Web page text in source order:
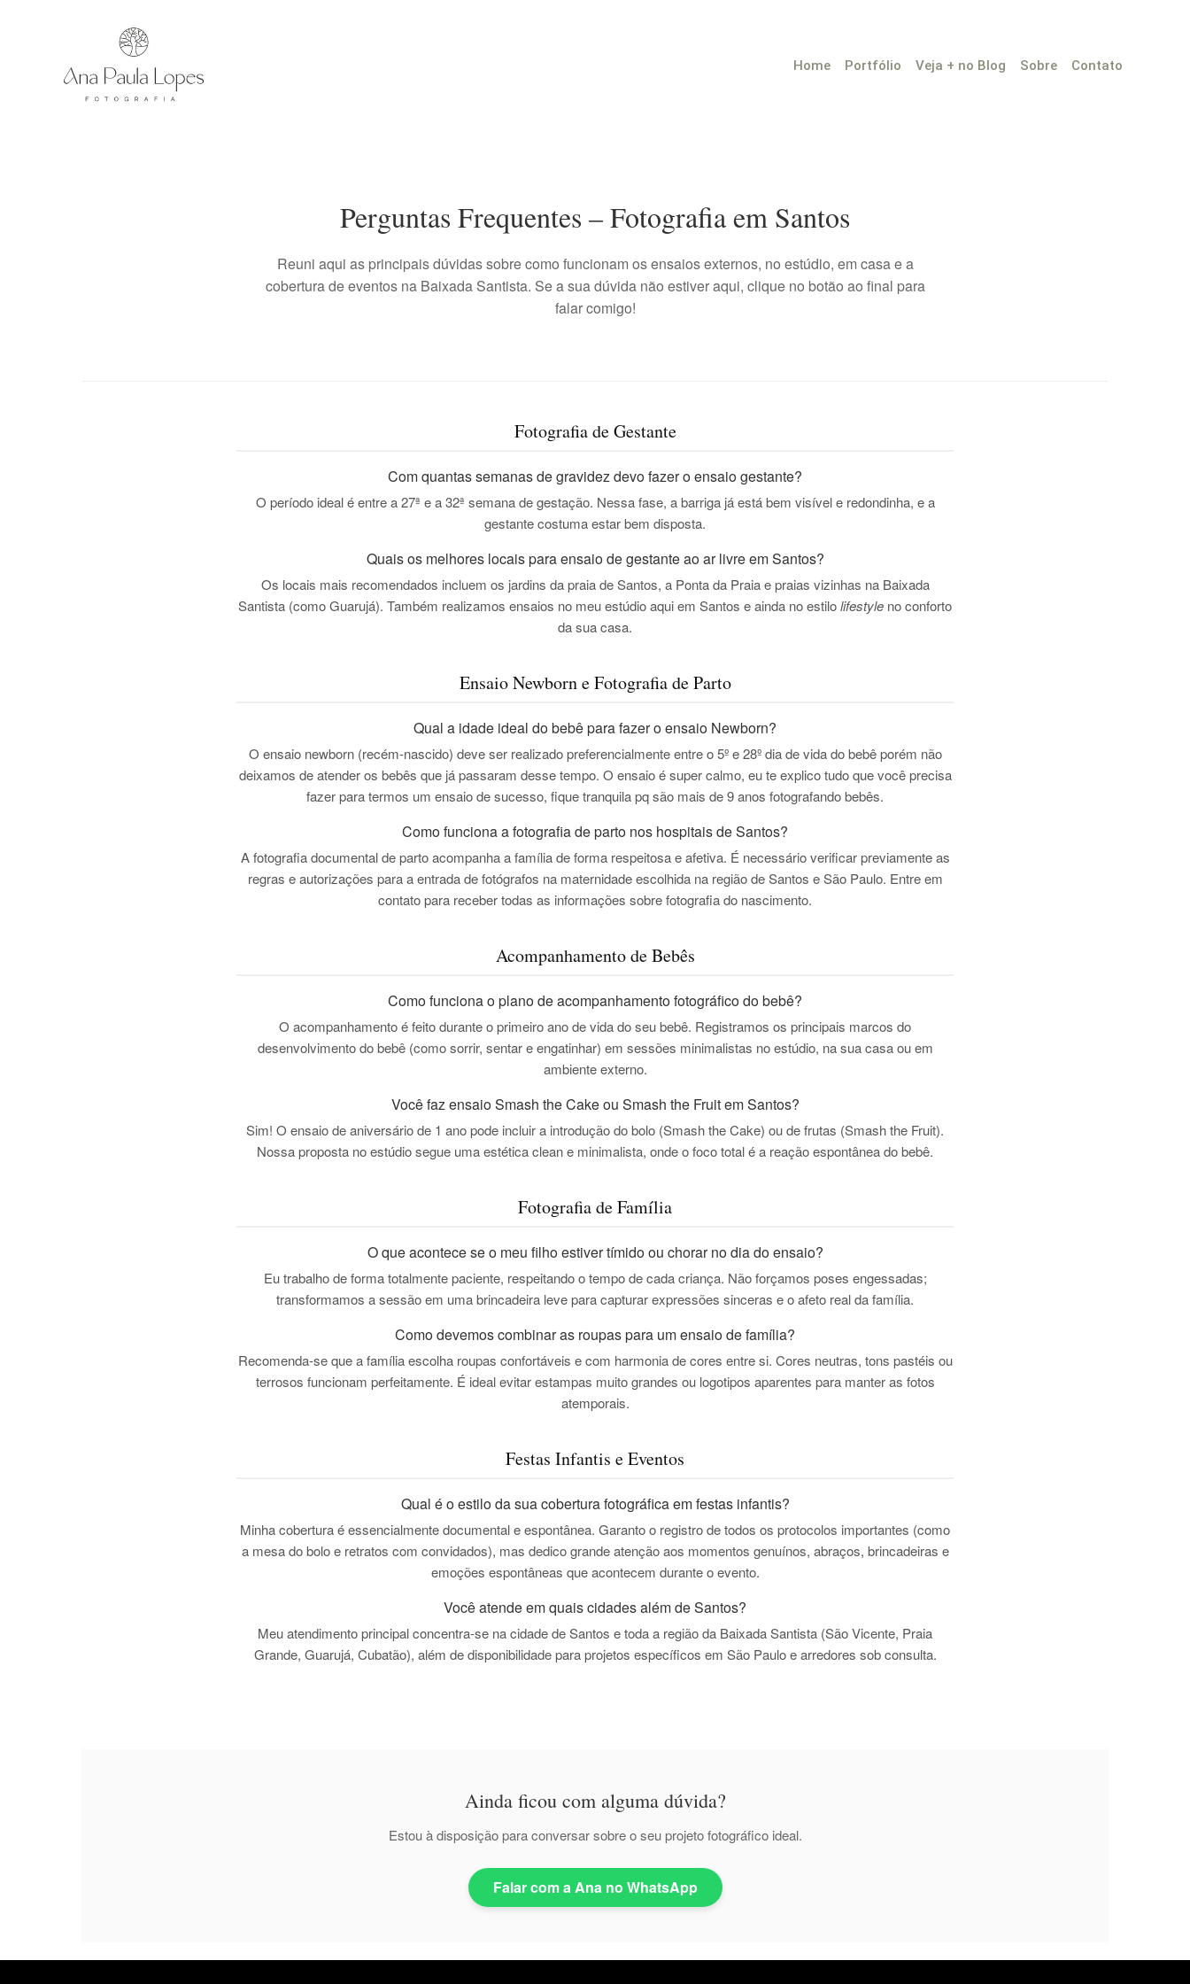
Home Portfólio Veja + no Blog Sobre Contato
Perguntas Frequentes – Fotografia em Santos
Reuni aqui as principais dúvidas sobre como funcionam os ensaios externos, no estúdio, em casa e a
cobertura de eventos na Baixada Santista. Se a sua dúvida não estiver aqui, clique no botão ao final para
falar comigo!
Fotografia de Gestante
Com quantas semanas de gravidez devo fazer o ensaio gestante?
O período ideal é entre a27ª e a 32ª semana de gestação. Nessa fase, a barriga já está bem visível e redondinha, e a
gestante costuma estar bem disposta.
Quais os melhores locais para ensaio de gestante ao ar livre em Santos?
Os locais mais recomendados incluem os jardins da praia de Santos, a Ponta da Praiae praias vizinhas na Baixada
Santista (como Guarujá). Também realizamos ensaios no meu estúdio aqui em Santos e ainda no estilolifestyle no conforto
da sua casa.
Ensaio Newborn e Fotografia de Parto
Qual a idade ideal do bebê para fazer o ensaio Newborn?
O ensaio newborn (recém-nascido) deve ser realizado preferencialmente entre o5º e 28º dia de vida do bebêporém não
deixamos de atender os bebês que já passaram desse tempo. O ensaio é super calmo, eu te explico tudo que você precisa
fazer para termos um ensaio de sucesso, fique tranquila pq são mais de 9 anos fotografando bebês.
Como funciona a fotografia de parto nos hospitais de Santos?
A fotografia documental de parto acompanha a família de forma respeitosa e afetiva. É necessário verificar previamente as
regras e autorizações para a entrada de fotógrafos na maternidade escolhida na região de Santos e São Paulo. Entre em
contato para receber todas as informações sobre fotografia do nascimento.
Acompanhamento de Bebês
Como funciona o plano de acompanhamento fotográfico do bebê?
O acompanhamento é feito durante o primeiro ano de vida do seu bebê. Registramos os principais marcos do
desenvolvimento do bebê (como sorrir, sentar e engatinhar) em sessões minimalistas no estúdio, na sua casa ou em
ambiente externo.
Você faz ensaio Smash the Cake ou Smash the Fruit em Santos?
Sim! O ensaio de aniversário de 1 ano pode incluir a introdução do bolo (Smash the Cake) ou de frutas (Smash the Fruit).
Nossa proposta no estúdio segue umaestética clean e minimalista, onde o foco total é a reação espontânea do bebê.
Fotografia de Família
O que acontece se o meu filho estiver tímido ou chorar no dia do ensaio?
Eu trabalho de forma totalmente paciente, respeitando o tempo de cada criança. Não forçamos poses engessadas;
transformamos a sessão em uma brincadeira leve para capturar expressões sinceras e o afeto real da família.
Como devemos combinar as roupas para um ensaio de família?
Recomenda-se que a família escolha roupas confortáveis e com harmonia de cores entre si. Cores neutras, tons pastéis ou
terrosos funcionam perfeitamente. É ideal evitar estampas muito grandes ou logotipos aparentes para manter as fotos
atemporais.
Festas Infantis e Eventos
Qual é o estilo da sua cobertura fotográfica em festas infantis?
Minha cobertura é essencialmentedocumental e espontânea. Garanto o registro de todos os protocolos importantes (como
a mesa do bolo e retratos com convidados), mas dedico grande atenção aos momentos genuínos, abraços, brincadeiras e
emoções espontâneas que acontecem durante o evento.
Você atende em quais cidades além de Santos?
Meu atendimento principal concentra-se na cidade deSantos e toda a região da Baixada Santista (São Vicente, Praia
Grande, Guarujá, Cubatão), além de disponibilidade para projetos específicos em São Paulo e arredores sob consulta.
Ainda ficou com alguma dúvida?
Estou à disposição para conversar sobre o seu projeto fotográfico ideal.
Falar com a Ana no WhatsApp